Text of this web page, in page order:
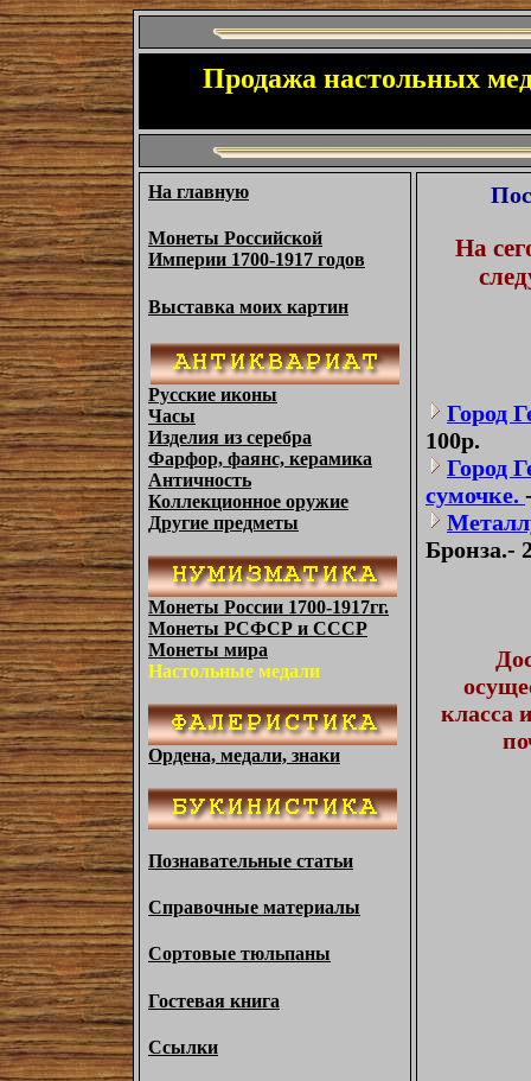
Продажа настольных
На главную
Монеты Российской
Империи 1700-1917 годов
Выставка моих картин
Русские иконы
Часы
Изделия из серебра
Фарфор, фаянс, керамика
Античность
Коллекционное оружие
Другие предметы
Монеты России 1700-1917гг.
Монеты РСФСР и СССР
Монеты мира
Настольные медали
Ордена, медали, знаки
Познавательные статьи
Справочные материалы
Сортовые тюльпаны
Гостевая книга
Ссылки
На
Город
100р.
Город
сумочке.
Бронза.-
класса